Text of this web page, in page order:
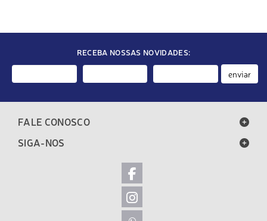
RECEBA NOSSAS NOVIDADES:
enviar
FALE CONOSCO
SIGA-NOS